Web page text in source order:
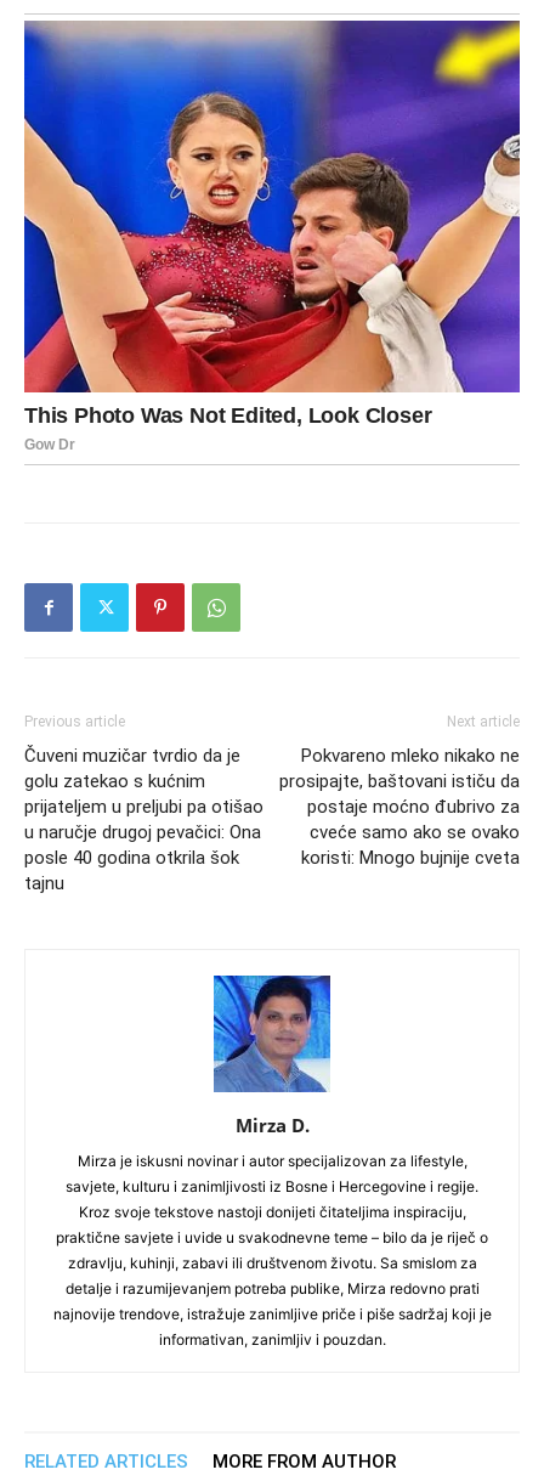
Previous article
Čuveni muzičar tvrdio da je
golu zatekao s kućnim
prijateljem u preljubi pa otišao
u naručje drugoj pevačici: Ona
posle 40 godina otkrila šok
tajnu
Next article
Pokvareno mleko nikako ne
prosipajte, baštovani ističu da
postaje moćno đubrivo za
cveće samo ako se ovako
koristi: Mnogo bujnije cveta
Mirza D.
Mirza je iskusni novinar i autor specijalizovan za lifestyle,
savjete, kulturu i zanimljivosti iz Bosne i Hercegovine i regije.
Kroz svoje tekstove nastoji donijeti čitateljima inspiraciju,
praktične savjete i uvide u svakodnevne teme – bilo da je riječ o
zdravlju, kuhinji, zabavi ili društvenom životu. Sa smislom za
detalje i razumijevanjem potreba publike, Mirza redovno prati
najnovije trendove, istražuje zanimljive priče i piše sadržaj koji je
informativan, zanimljiv i pouzdan.
RELATED ARTICLES MORE FROM AUTHOR